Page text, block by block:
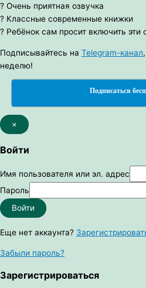
? Очень приятная озвучка
? Классные современные книжки
? Ребёнок сам просит включить эти
Подписывайтесь на Telegram-канал
неделю!
Подписаться
×
Войти
Имя пользователя или эл. адрес
Пароль
Войти
Еще нет аккаунта?
Забыли пароль?
Зарегистрироваться